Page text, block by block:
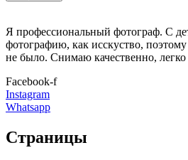
Я профессиональный фотограф. С
фотографию, как исскуство,
не было. Снимаю качественно,
Facebook-f
Instagram
Whatsapp
Страницы